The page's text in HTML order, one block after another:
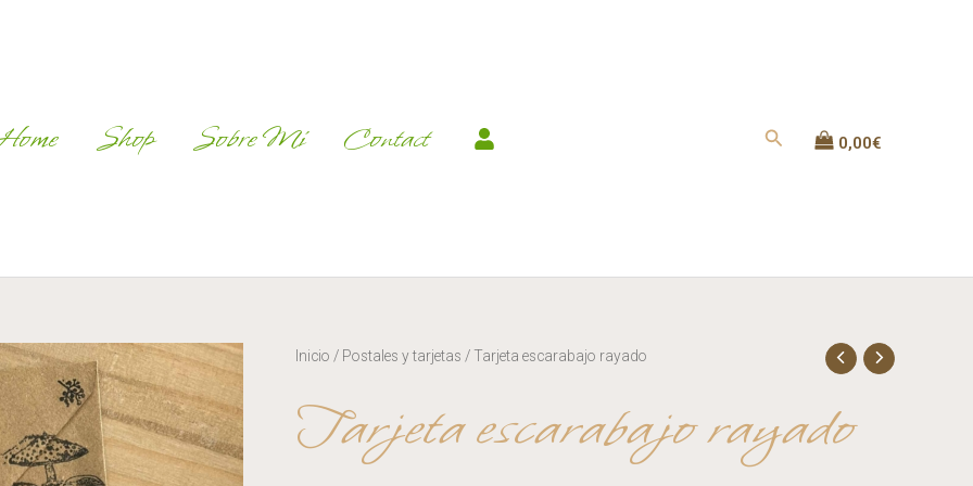
Shop Sobre Mí Contact 0,00€
Inicio / Postales y tarjetas / Tarjeta escarabajo rayado
Tarjeta escarabajo rayado